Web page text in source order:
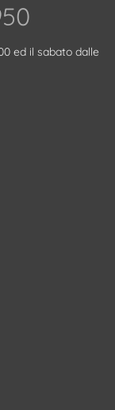
ed il sabato dalle